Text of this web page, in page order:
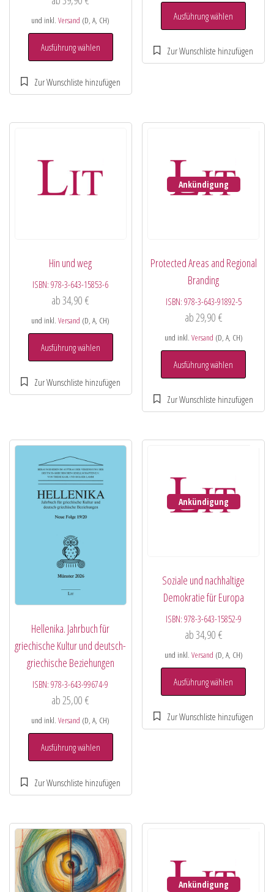
und inkl.Versand (D, A, CH)
Ausführung wählen
Ausführung wählen
Hin und weg
ISBN:978-3-643-15853-6
ab34,90€
und inkl.Versand (D, A, CH)
Ausführung wählen
Ankündigung
Protected Areas and Regional
Branding
ISBN: 978-3-643-91892-5
ab29,90 €
und inkl. Versand (D, A, CH)
Ausführung wählen
Hellenika. Jahrbuch für
griechische Kultur und deutsch-
griechische Beziehungen
ISBN:978-3-643-99674-9
ab25,00€
und inkl.Versand (D, A, CH)
Ausführung wählen
Ankündigung
Soziale und nachhaltige
Demokratie für Europa
ISBN: 978-3-643-15852-9
ab34,90 €
und inkl. Versand (D, A, CH)
Ausführung wählen
Ankündigung